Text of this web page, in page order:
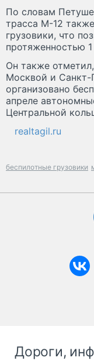
По словам
трасса М-12
грузовики, что
протяженностью
Он также
Москвой и Санкт-
организовано
апреле
Центральной
realtagil.ru
беспилотные грузовики
Дороги,